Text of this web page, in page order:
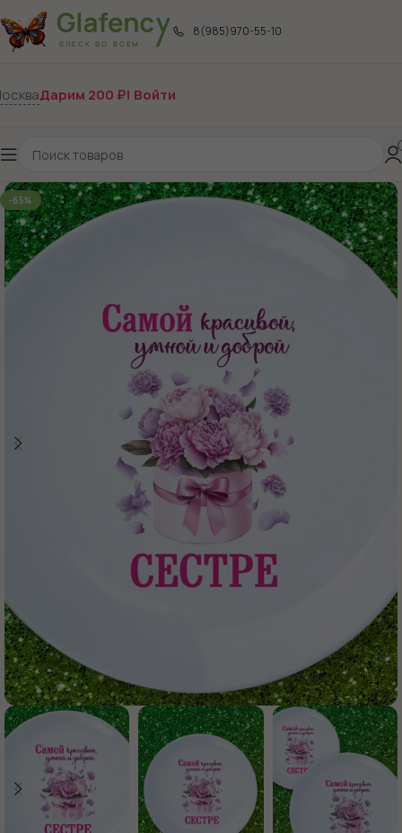
8(985)970-55-10
Дарим 200 ₽! Войти
-65%